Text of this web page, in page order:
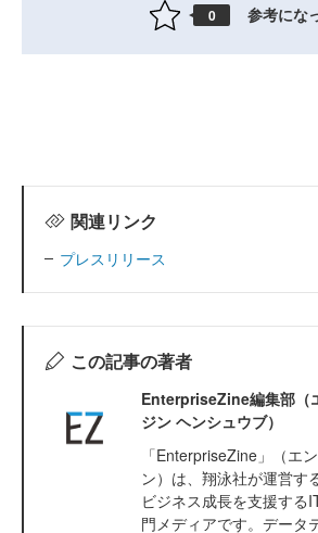
0 参考にな
関連リンク
プレスリリース
この記事の著者
EnterpriseZine編集部（
ジン ヘンシュウブ）
「EnterpriseZine」（エ
ン）は、翔泳社が運営す
ビジネス成長を支援する
門メディアです。データ